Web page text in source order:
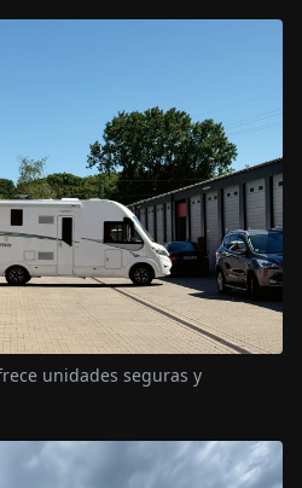
unidades seguras y